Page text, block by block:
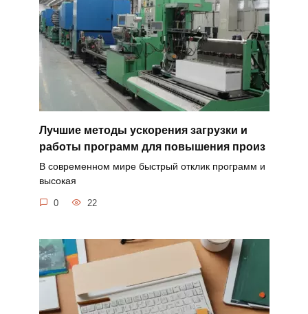
Лучшие методы ускорения загрузки и
работы программ для повышения произ
В современном мире быстрый отклик программ и
высокая
0 22